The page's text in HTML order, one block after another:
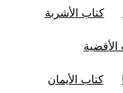
كتاب الأشربة
كتاب الأيمان